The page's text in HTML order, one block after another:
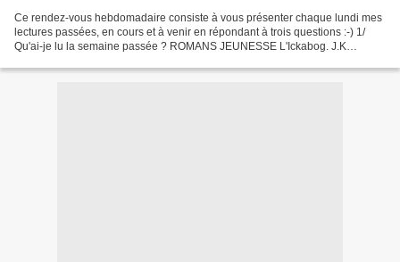
Ce rendez-vous hebdomadaire consiste à vous présenter chaque lundi mes
lectures passées, en cours et à venir en répondant à trois questions :-) 1/
Qu'ai-je lu la semaine passée ? ROMANS JEUNESSE L'Ickabog. J.K